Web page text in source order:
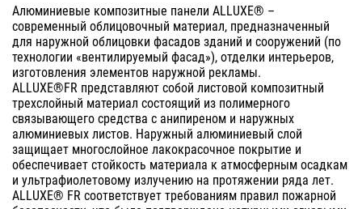
Алюминиевые композитные панели ALLUXE® –
современный облицовочный материал, предназначенный
для наружной облицовки фасадов зданий и сооружений (по
технологии «вентилируемый фасад»), отделки интерьеров,
изготовления элементов наружной рекламы.
ALLUXE®FR представляют собой листовой композитный
трехслойный материал состоящий из полимерного
связывающего средства с анипиреном и наружных
алюминиевых листов. Наружный алюминиевый слой
защищает многослойное лакокрасочное покрытие и
обеспечивает стойкость материала к атмосферным осадкам
и ультрафиолетовому излучению на протяжении ряда лет.
ALLUXE® FR соответствует требованиям правил пожарной